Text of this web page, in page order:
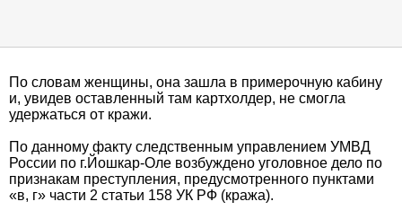
По словам женщины, она зашла в примерочную кабину
и, увидев оставленный там картхолдер, не смогла
удержаться от кражи.
По данному факту следственным управлением УМВД
России по г.Йошкар-Оле возбуждено уголовное дело по
признакам преступления, предусмотренного пунктами
«в, г» части 2 статьи 158 УК РФ (кража).